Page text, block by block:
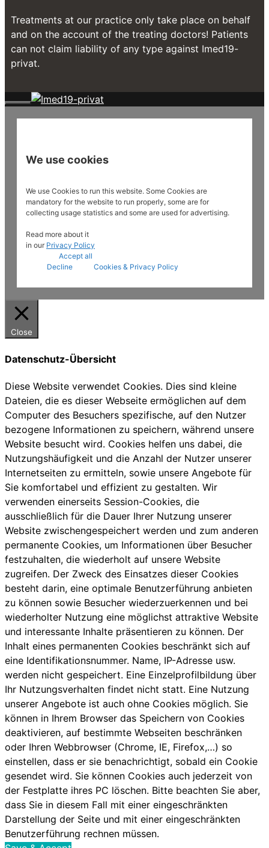
Treatments at our practice only take place on behalf
and on the account of the treating doctors! Patients
can not claim liability of any type against Imed19-
privat.
Close
We use cookies
We use Cookies to run this website. Some Cookies are
mandatory for the website to run properly, some are for
collecting usage statistics and some are used for advertising.
Read more about it
in our Privacy Policy
Accept all
Decline
Cookies & Privacy Policy
Close
Datenschutz-Übersicht
Diese Website verwendet Cookies. Dies sind kleine
Dateien, die es dieser Webseite ermöglichen auf dem
Computer des Besuchers spezifische, auf den Nutzer
bezogene Informationen zu speichern, während unsere
Website besucht wird. Cookies helfen uns dabei, die
Nutzungshäufigkeit und die Anzahl der Nutzer unserer
Internetseiten zu ermitteln, sowie unsere Angebote für
Sie komfortabel und effizient zu gestalten. Wir
verwenden einerseits Session-Cookies, die
ausschließlich für die Dauer Ihrer Nutzung unserer
Website zwischengespeichert werden und zum anderen
permanente Cookies, um Informationen über Besucher
festzuhalten, die wiederholt auf unsere Website
zugreifen. Der Zweck des Einsatzes dieser Cookies
besteht darin, eine optimale Benutzerführung anbieten
zu können sowie Besucher wiederzuerkennen und bei
wiederholter Nutzung eine möglichst attraktive Website
und interessante Inhalte präsentieren zu können. Der
Inhalt eines permanenten Cookies beschränkt sich auf
eine Identifikationsnummer. Name, IP-Adresse usw.
werden nicht gespeichert. Eine Einzelprofilbildung über
Ihr Nutzungsverhalten findet nicht statt. Eine Nutzung
unserer Angebote ist auch ohne Cookies möglich. Sie
können in Ihrem Browser das Speichern von Cookies
deaktivieren, auf bestimmte Webseiten beschränken
oder Ihren Webbrowser (Chrome, IE, Firefox,…) so
einstellen, dass er sie benachrichtigt, sobald ein Cookie
gesendet wird. Sie können Cookies auch jederzeit von
der Festplatte ihres PC löschen. Bitte beachten Sie aber,
dass Sie in diesem Fall mit einer eingeschränkten
Darstellung der Seite und mit einer eingeschränkten
Benutzerführung rechnen müssen.